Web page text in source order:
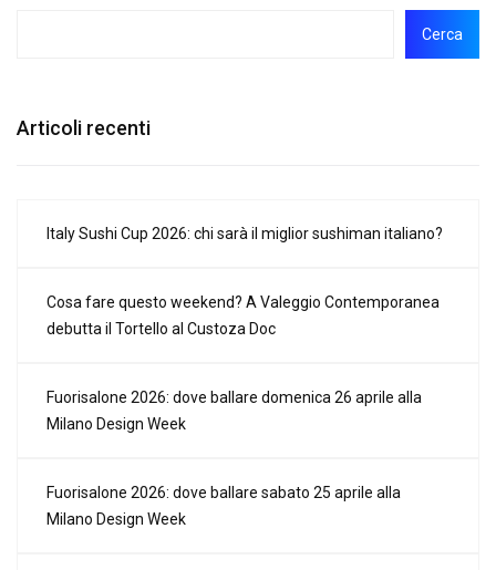
Cerca
Articoli recenti
Italy Sushi Cup 2026: chi sarà il miglior sushiman italiano?
Cosa fare questo weekend? A Valeggio Contemporanea
debutta il Tortello al Custoza Doc
Fuorisalone 2026: dove ballare domenica 26 aprile alla
Milano Design Week
Fuorisalone 2026: dove ballare sabato 25 aprile alla
Milano Design Week